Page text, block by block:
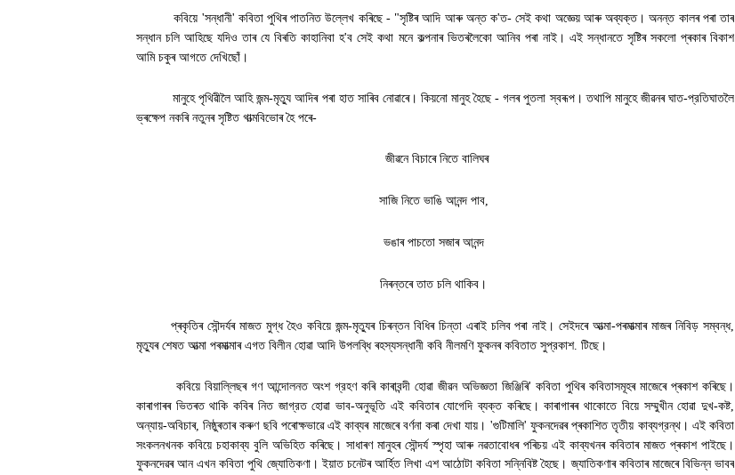
কবিয়ে 'সন্ধানী' কবিতা পুথিৰ পাতনিত উল্লেখ কৰিছে - "সৃষ্টিৰ আদি আৰু অন্ত ক'ত- সেই কথা অজ্ঞেয় আৰু অব্যক্ত। অনন্ত কালৰ পৰা তাৰ
সন্ধান চলি আহিছে যদিও তাৰ যে বিৰতি কাহানিবা হ'ব সেই কথা মনে কল্পনাৰ ভিতৰলৈকো আনিব পৰা নাই। এই সন্ধানতে সৃষ্টিৰ সকলো প্ৰকাৰ বিকাশ
আমি চকুৰ আগতে দেখিছোঁ ।
মানুহে পৃথিৱীলৈ আহি জন্ম-মৃত্যু আদিৰ পৰা হাত সাৰিব নোৱাৰে। কিয়নো মানুহ হৈছে - গলৰ পুতলা স্বৰূপ। তথাপি মানুহে জীৱনৰ ঘাত-প্রতিঘাতলৈ
ভ্ৰক্ষেপ নকৰি নতুনৰ সৃষ্টিত গাত্মবিভোৰ হৈ পৰে-
জীৱনে বিচাৰে নিতে বালিঘৰ
সাজি নিতে ভাঙি আনন্দ পাব,
ভঙাৰ পাচতো সজাৰ আনন্দ
নিৰন্তৰে তাত চলি থাকিব।
প্ৰকৃতিৰ সৌন্দৰ্যৰ মাজত মুগ্ধ হৈও কবিয়ে জন্ম-মৃত্যুৰ চিৰন্তন বিধিৰ চিন্তা এৰাই চলিব পৰা নাই। সেইদৰে আত্মা-পৰমাত্মাৰ মাজৰ নিবিড় সম্বন্ধ,
মৃত্যুৰ শেষত আত্মা পৰমাত্মাৰ এগত বিলীন হোৱা আদি উপলব্ধি ৰহস্যসন্ধানী কবি নীলমণি ফুকনৰ কবিতাত সুপ্রকাশ. টিছে ।
কবিয়ে বিয়াল্লিছৰ গণ আন্দোলনত অংশ গ্রহণ কৰি কাৰাবন্দী হোৱা জীৱন অভিজ্ঞতা জিঞ্জিৰি' কবিতা পুথিৰ কবিতাসমূহৰ মাজেৰে প্ৰকাশ কৰিছে।
কাৰাগাৰৰ ভিতৰত থাকি কবিৰ নিত জাগ্রত হোৱা ভাব-অনুভূতি এই কবিতাৰ যোগেদি ব্যক্ত কৰিছে। কাৰাগাৰৰ থাকোতে বিয়ে সম্মুখীন হোৱা দুখ-কষ্ট,
অন্যায়-অবিচাৰ,নিষ্ঠুৰতাৰ কৰুণ ছবি পৰোক্ষভাৱে এই কাব্যৰ মাজেৰে বৰ্ণনা কৰা দেখা যায়। 'গুটিমালি' ফুকনদেৱৰ প্ৰকাশিত তৃতীয় কাব্যগ্রন্থ। এই কবিতা
সংকলনখনক কবিয়ে চহাকাব্য বুলি অভিহিত কৰিছে। সাধাৰণ মানুহৰ সৌন্দৰ্য স্পৃহা আৰু নৱতাবোধৰ পৰিচয় এই কাব্যখনৰ কবিতাৰ মাজত প্ৰকাশ পাইছে।
ফুকনদেৱৰ আন এখন কবিতা পুথি জ্যোতিকণা। ইয়াত চনেটৰ আৰ্হিত লিখা এশ আঠোটা কবিতা সন্নিবিষ্ট হৈছে। জ্যাতিকণাৰ কবিতাৰ মাজেৰে বিভিন্ন ভাবৰ